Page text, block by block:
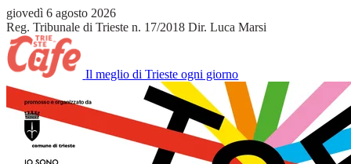
giovedì 6 agosto 2026
Reg. Tribunale di Trieste n. 17/2018 Dir. Luca Marsi
Il meglio di Trieste ogni giorno